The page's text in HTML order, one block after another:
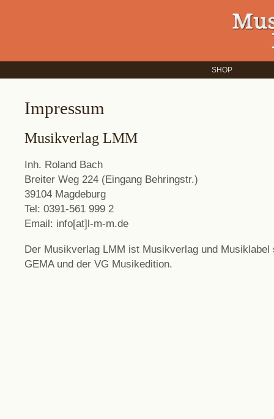
SHOP
Impressum
Musikverlag LMM
Inh. Roland Bach
Breiter Weg 224 (Eingang Behringstr.)
39104 Magdeburg
Tel: 0391-561 999 2
Email: info[at]l-m-m.de
Der Musikverlag LMM ist Musikverlag und Musiklabel
GEMA und der VG Musikedition.